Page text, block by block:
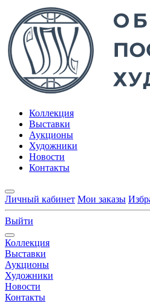
Коллекция
Выставки
Аукционы
Художники
Новости
Контакты
Личный кабинет Мои заказы
Выйти
Коллекция
Выставки
Аукционы
Художники
Новости
Контакты